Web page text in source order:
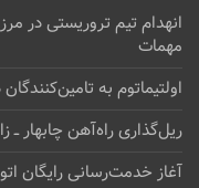
انهدام تیم تروریستی در
مهمات
اولتیماتوم به
ریل‌گذاری راه‌آهن چابهار ــ
آغاز خدمت‌رسانی رایگان